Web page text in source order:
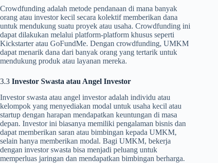
Crowdfunding adalah metode pendanaan di mana banyak
orang atau investor kecil secara kolektif memberikan dana
untuk mendukung suatu proyek atau usaha. Crowdfunding ini
dapat dilakukan melalui platform-platform khusus seperti
Kickstarter atau GoFundMe. Dengan crowdfunding, UMKM
dapat menarik dana dari banyak orang yang tertarik untuk
mendukung produk atau layanan mereka.
3.3 Investor Swasta atau Angel Investor
Investor swasta atau angel investor adalah individu atau
kelompok yang menyediakan modal untuk usaha kecil atau
startup dengan harapan mendapatkan keuntungan di masa
depan. Investor ini biasanya memiliki pengalaman bisnis dan
dapat memberikan saran atau bimbingan kepada UMKM,
selain hanya memberikan modal. Bagi UMKM, bekerja
dengan investor swasta bisa menjadi peluang untuk
memperluas jaringan dan mendapatkan bimbingan berharga.